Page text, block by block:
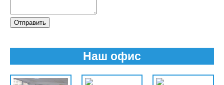
Отправить
Наш офис